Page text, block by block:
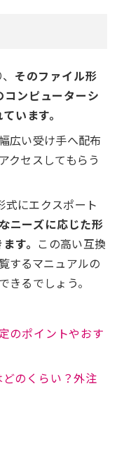
そのファイル形
ンピューターシ
います。
広い受け手へ配布
クセスしてもらう
式にエクスポート
ニーズに応じた形
す。 この高い互換
するマニュアルの
るでしょう。
のポイントやおす
のくらい？外注